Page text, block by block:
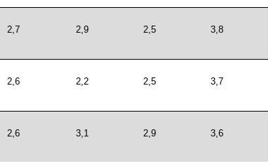
2,7 2,9 2,5 3,8
2,6 2,2 2,5 3,7
2,6 3,1 2,9 3,6